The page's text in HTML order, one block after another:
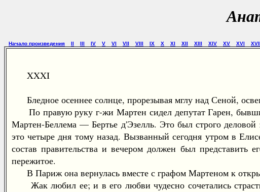
Начало произведения II III IV V VI VII VIII IX X XI XII XIII XIV XV XVI
XXXI
Бледное осеннее солнце, прорезывая мглу над Сеной,
По правую руку г-жи Мартен сидел депутат Гарен,
Мартен-Беллема — Бертье д'Эзелль. Это был строго
это четыре дня тому назад. Вызванный сегодня утром в
состав правительства и вечером должен был представить
пережитое.
В Париж она вернулась вместе с графом Мартеном к
Жак любил ее; и в его любви чудесно сочетались